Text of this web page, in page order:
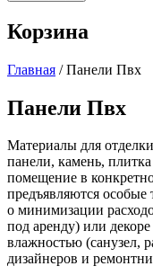
Корзина
Главная / Панели Пвх
Панели Пвх
Материалы для
панели, камень,
помещение в
предъявляются особые
о минимизации
под аренду) или
влажностью (санузел,
дизайнеров и